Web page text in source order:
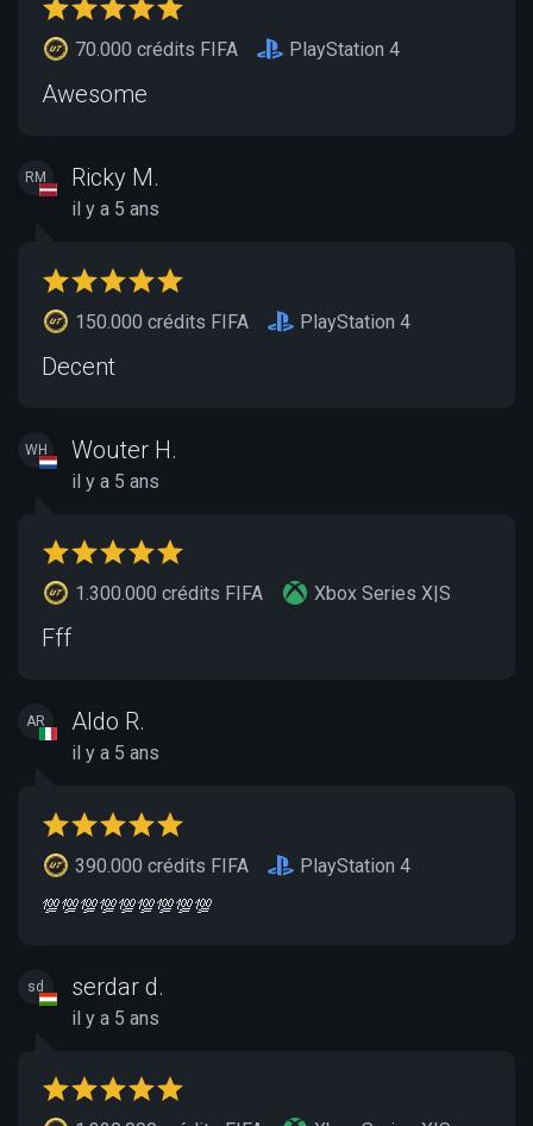
70.000 crédits FIFA PlayStation 4
Awesome
RM Ricky M.
il y a 5 ans
150.000 crédits FIFA PlayStation 4
Decent
WH Wouter H.
il y a 5 ans
1.300.000 crédits FIFA Xbox Series X|S
Fff
AR Aldo R.
il y a 5 ans
390.000 crédits FIFA
PlayStation 4
💯💯💯💯💯💯💯💯💯
sd serdar d.
il y a 5 ans